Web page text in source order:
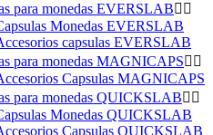
para monedas EVERSLAB 
Monedas EVERSLAB
capsulas EVERSLAB
para monedas MAGNICAPS 
Capsulas MAGNICAPS
para monedas QUICKSLAB 
Monedas QUICKSLAB
Capsulas QUICKSLAB